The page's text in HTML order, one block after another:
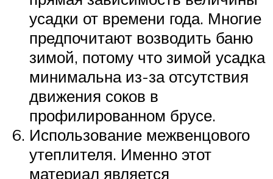
усадки от времени года. Многие
предпочитают возводить баню
зимой, потому что зимой усадка
минимальна из-за отсутствия
движения соков в
профилированном брусе.
Использование межвенцового
утеплителя. Именно этот
материал является